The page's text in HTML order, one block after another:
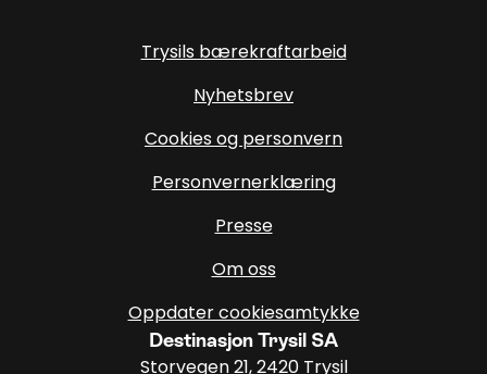
Trysils bærekraftarbeid
Nyhetsbrev
Cookies og personvern
Personvernerklæring
Presse
Om oss
Oppdater cookiesamtykke
Destinasjon Trysil SA
Storvegen 21, 2420 Trysil